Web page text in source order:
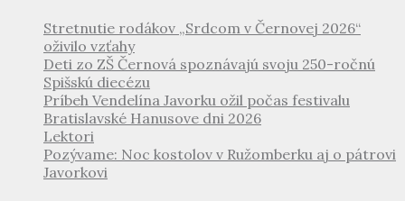
Stretnutie rodákov „Srdcom v Černovej 2026“
oživilo vzťahy
Deti zo ZŠ Černová spoznávajú svoju 250-ročnú
Spišskú diecézu
Príbeh Vendelína Javorku ožil počas festivalu
Bratislavské Hanusove dni 2026
Lektori
Pozývame: Noc kostolov v Ružomberku aj o pátrovi
Javorkovi